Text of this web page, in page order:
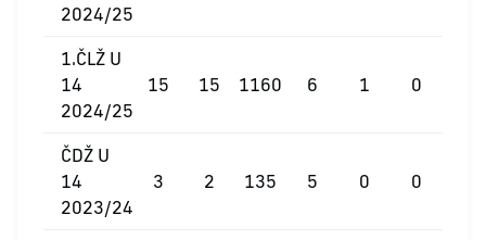
2024/25
1.ČLŽ U
14
2024/25
15 15 1160 6 1 0
ČDŽ U
14
2023/24
3 2 135 5 0 0